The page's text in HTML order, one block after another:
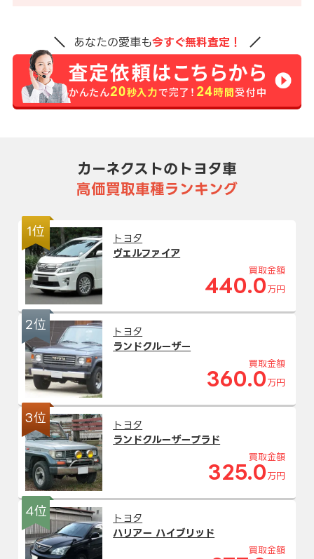
あなたの愛車も今すぐ無料査定！
カーネクストのトヨタ車
高価買取車種ランキング
1位
トヨタ
ヴェルファイア
買取金額
440.0 万円
2位
トヨタ
ランドクルーザー
買取金額
360.0 万円
3位
トヨタ
ランドクルーザープラド
買取金額
325.0 万円
4位
トヨタ
ハリアー ハイブリッド
買取金額